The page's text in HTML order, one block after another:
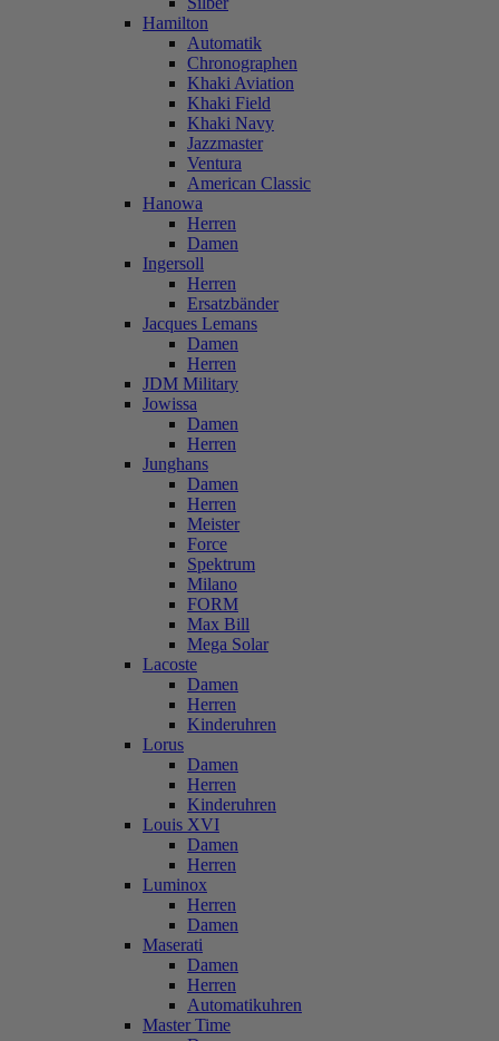
Hamilton
Automatik
Chronographen
Khaki Aviation
Khaki Field
Khaki Navy
Jazzmaster
Ventura
American Classic
Hanowa
Herren
Damen
Ingersoll
Herren
Ersatzbänder
Jacques Lemans
Damen
Herren
JDM Military
Jowissa
Damen
Herren
Junghans
Damen
Herren
Meister
Force
Spektrum
Milano
FORM
Max Bill
Mega Solar
Lacoste
Damen
Herren
Kinderuhren
Lorus
Damen
Herren
Kinderuhren
Louis XVI
Damen
Herren
Luminox
Herren
Damen
Maserati
Damen
Herren
Automatikuhren
Master Time